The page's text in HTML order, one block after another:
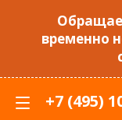
временно
+7 (495)